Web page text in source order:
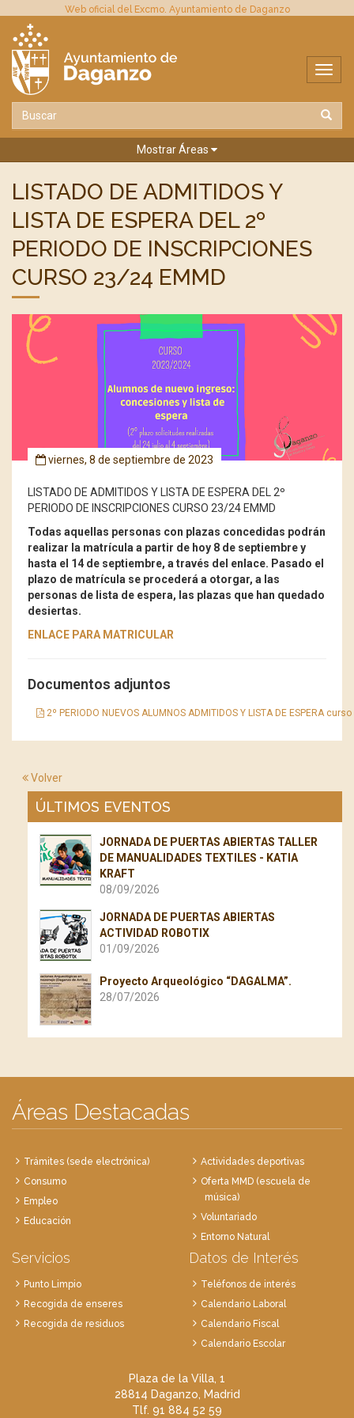
Web oficial del Excmo. Ayuntamiento de Daganzo
Mostrar Áreas
LISTADO DE ADMITIDOS Y
LISTA DE ESPERA DEL 2º
PERIODO DE INSCRIPCIONES
CURSO 23/24 EMMD
viernes, 8 de septiembre de 2023
LISTADO DE ADMITIDOS Y LISTA DE ESPERA DEL 2º
PERIODO DE INSCRIPCIONES CURSO 23/24 EMMD
Todas aquellas personas con plazas concedidas podrán
realizar la matrícula a partir de hoy 8 de septiembre y
hasta el 14 de septiembre, a través del enlace. Pasado el
plazo de matrícula se procederá a otorgar, a las
personas de lista de espera, las plazas que han quedado
desiertas.
ENLACE PARA MATRICULAR
Documentos adjuntos
2º PERIODO NUEVOS ALUMNOS ADMITIDOS Y LISTA DE ESPERA
Volver
ÚLTIMOS EVENTOS
JORNADA DE PUERTAS ABIERTAS TALLER
DE MANUALIDADES TEXTILES - KATIA
KRAFT
08/09/2026
JORNADA DE PUERTAS ABIERTAS
ACTIVIDAD ROBOTIX
01/09/2026
Proyecto Arqueológico “DAGALMA”.
28/07/2026
Áreas Destacadas
Trámites (sede electrónica)
Consumo
Empleo
Educación
Actividades deportivas
Oferta MMD (escuela de
música)
Voluntariado
Entorno Natural
Servicios
Punto Limpio
Recogida de enseres
Recogida de residuos
Datos de Interés
Teléfonos de interés
Calendario Laboral
Calendario Fiscal
Calendario Escolar
Plaza de la Villa, 1
28814 Daganzo, Madrid
Tlf. 91 884 52 59